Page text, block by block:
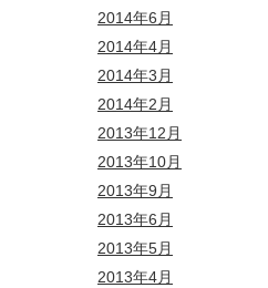
2014年6月
2014年4月
2014年3月
2014年2月
2013年12月
2013年10月
2013年9月
2013年6月
2013年5月
2013年4月